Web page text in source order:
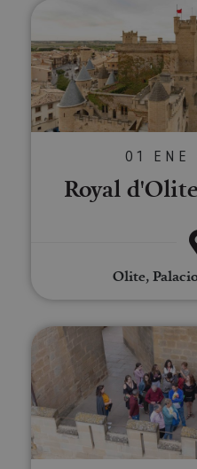
01 ENE
Royal
Olite,